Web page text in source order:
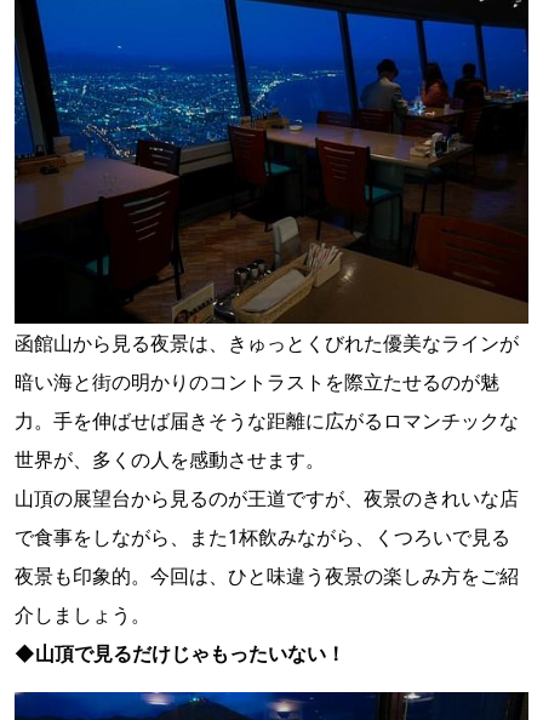
函館山から見る夜景は、きゅっとくびれた優美なラインが
暗い海と街の明かりのコントラストを際立たせるのが魅
力。手を伸ばせば届きそうな距離に広がるロマンチックな
世界が、多くの人を感動させます。
山頂の展望台から見るのが王道ですが、夜景のきれいな店
で食事をしながら、また1杯飲みながら、くつろいで見る
夜景も印象的。今回は、ひと味違う夜景の楽しみ方をご紹
介しましょう。
◆山頂で見るだけじゃもったいない！